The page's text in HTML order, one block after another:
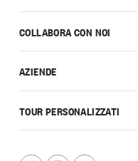
COLLABORA CON NOI
AZIENDE
TOUR PERSONALIZZATI